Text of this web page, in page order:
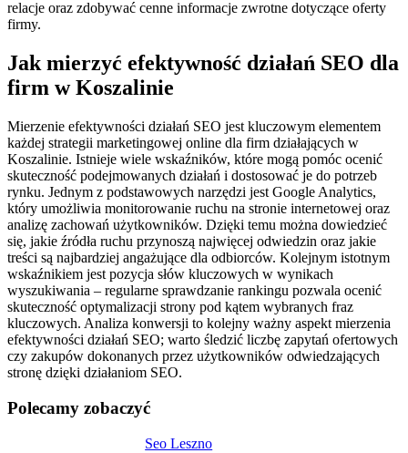
relacje oraz zdobywać cenne informacje zwrotne dotyczące oferty
firmy.
Jak mierzyć efektywność działań SEO dla
firm w Koszalinie
Mierzenie efektywności działań SEO jest kluczowym elementem
każdej strategii marketingowej online dla firm działających w
Koszalinie. Istnieje wiele wskaźników, które mogą pomóc ocenić
skuteczność podejmowanych działań i dostosować je do potrzeb
rynku. Jednym z podstawowych narzędzi jest Google Analytics,
który umożliwia monitorowanie ruchu na stronie internetowej oraz
analizę zachowań użytkowników. Dzięki temu można dowiedzieć
się, jakie źródła ruchu przynoszą najwięcej odwiedzin oraz jakie
treści są najbardziej angażujące dla odbiorców. Kolejnym istotnym
wskaźnikiem jest pozycja słów kluczowych w wynikach
wyszukiwania – regularne sprawdzanie rankingu pozwala ocenić
skuteczność optymalizacji strony pod kątem wybranych fraz
kluczowych. Analiza konwersji to kolejny ważny aspekt mierzenia
efektywności działań SEO; warto śledzić liczbę zapytań ofertowych
czy zakupów dokonanych przez użytkowników odwiedzających
stronę dzięki działaniom SEO.
Polecamy zobaczyć
Seo Leszno